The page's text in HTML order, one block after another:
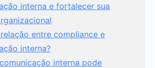
interna e fortalecer sua
entre compliance e
interna?
interna pode